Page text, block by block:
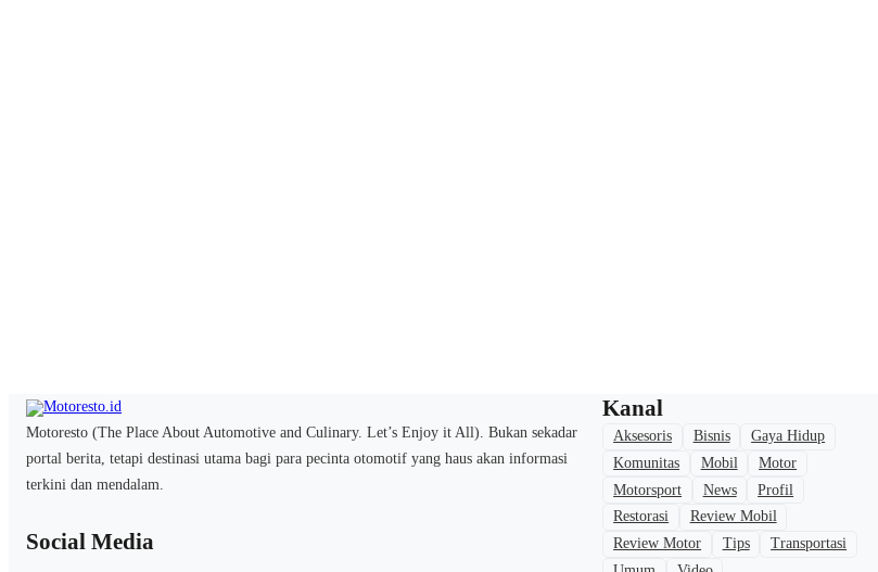
Motoresto (The Place About Automotive and Culinary. Let’s Enjoy it All). Bukan sekadar
portal berita, tetapi destinasi utama bagi para pecinta otomotif yang haus akan informasi
terkini dan mendalam.
Social Media
Kanal
Aksesoris Bisnis
Gaya Hidup
Komunitas
Mobil
Motor
Motorsport
News
Profil
Restorasi
Review Mobil
Review Motor
Tips
Transportasi